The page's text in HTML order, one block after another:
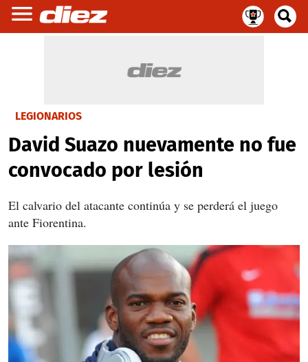
LEGIONARIOS
David Suazo nuevamente no fue
convocado por lesión
El calvario del atacante continúa y se perderá el juego
ante Fiorentina.